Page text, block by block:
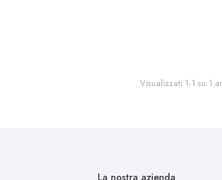
Visualizzati 1-1 su 1
La nostra azienda